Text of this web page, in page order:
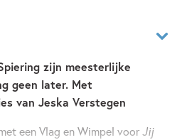
zijn meesterlijke
geen later. Met
van Jeska Verstegen
een Vlag en Wimpel voorJij